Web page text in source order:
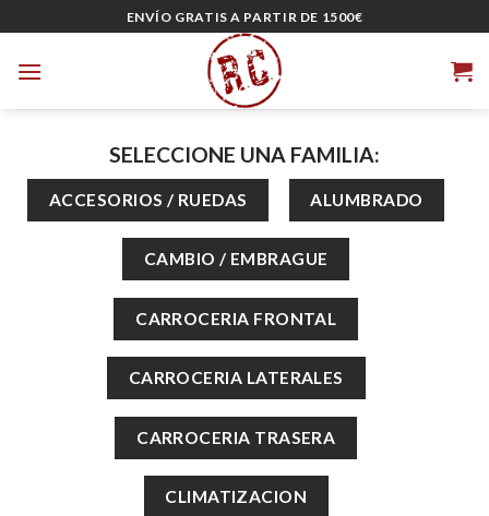
content
ENVÍO GRATIS A PARTIR DE 1500€
SELECCIONE UNA FAMILIA: